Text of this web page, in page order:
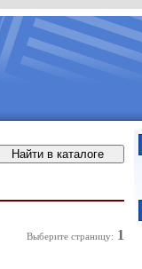
Выберите страницу: 1